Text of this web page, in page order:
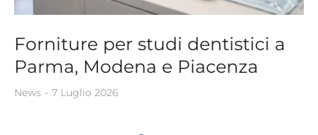
Forniture per studi dentistici a
Parma, Modena e Piacenza
News 7 Luglio 2026